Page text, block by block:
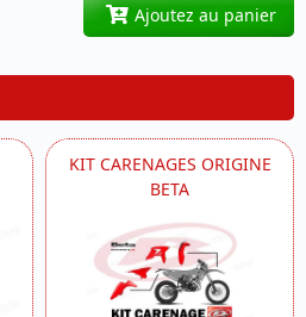
Ajoutez au panier
KIT CARENAGES ORIGINE
BETA